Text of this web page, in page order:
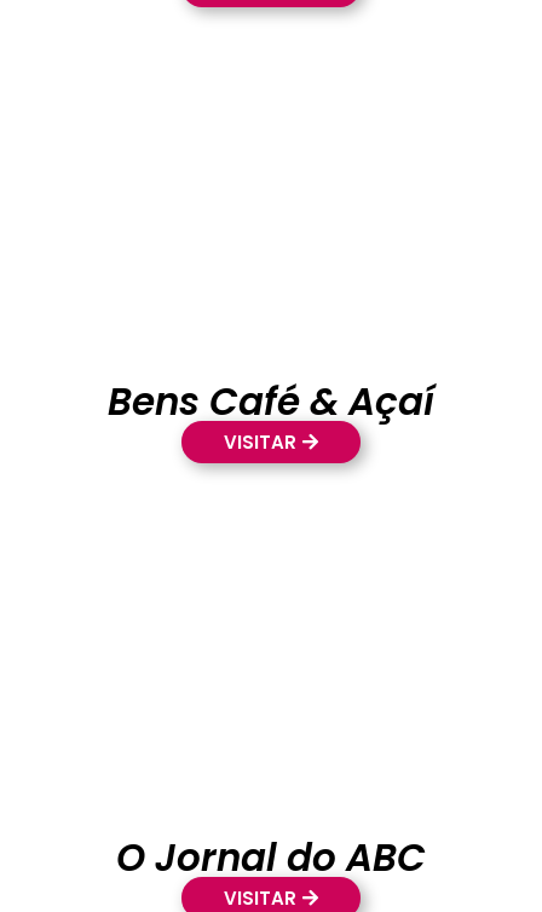
Bens Café & Açaí
VISITAR
O Jornal do ABC
VISITAR